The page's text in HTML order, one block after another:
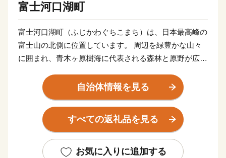
富士河口湖町
富士河口湖町（ふじかわぐちこまち）は、日本最高峰の
富士山の北側に位置しています。 周辺を緑豊かな山々
に囲まれ、青木ヶ原樹海に代表される森林と原野が広が
進湖、本栖湖という全く特徴の異なった４つの湖を有す
る日本屈指の景勝地として高い評価を得ています。南は
富士山の傾斜地、北は御坂山系に挟まれた高原のため夏
季は過ごしやすく、四季折々、美しく豊かな自然を求め
に向け「富士山」が世界文化遺産であり続けるよう、
自治体情報を見る
すべての返礼品を見る
お気に入りに追加する